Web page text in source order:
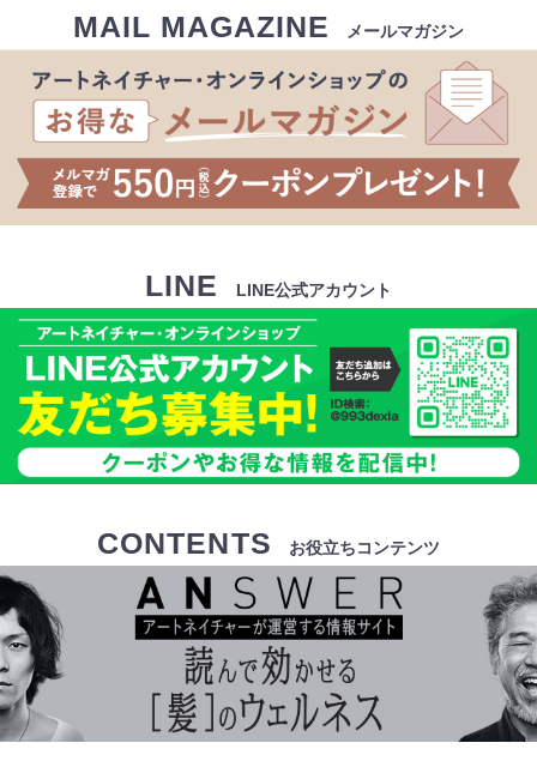
MAIL MAGAZINE メールマガジン
LINE LINE公式アカウント
CONTENTS お役立ちコンテンツ